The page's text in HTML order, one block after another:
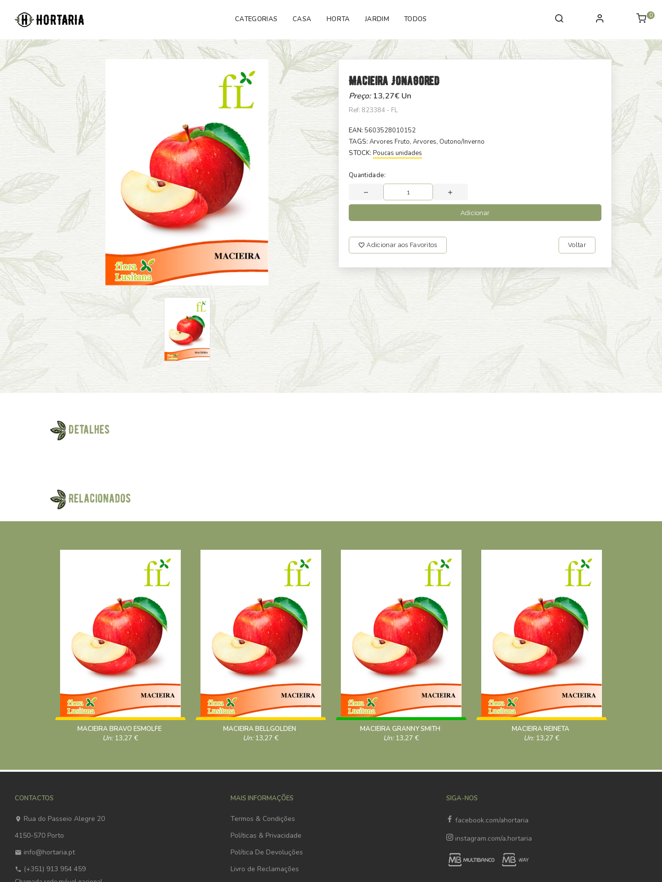
CATEGORIAS CASA HORTA JARDIM TODOS 0
Macieira Jonagored
Preço:13,27€ Un
Ref: 823384 - FL
EAN: 5603528010152
TAGS: Arvores Fruto, Arvores, Outono/Inverno
STOCK: Poucas unidades
Quantidade:
Adicionar
Adicionar aos Favoritos Voltar
Detalhes
Relacionados
MACIEIRA BRAVO ESMOLFE
Un: 13,27 €
MACIEIRA BELLGOLDEN
Un: 13,27 €
MACIEIRA GRANNY SMITH
Un: 13,27 €
MACIEIRA REINETA
Un: 13,27 €
CONTACTOS
Rua do Passeio Alegre 20
4150-570 Porto
info@hortaria.pt
(+351) 913 954 459
MAIS INFORMAÇÕES
Termos & Condições
Políticas & Privacidade
Política De Devoluções
Livro de Reclamações
SIGA-NOS
facebook.com/ahortaria
instagram.com/a.hortaria